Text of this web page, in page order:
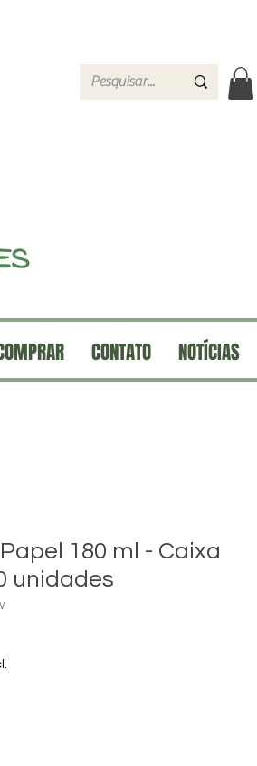
CONTATO NOTÍCIAS
180 ml - Caixa
unidades